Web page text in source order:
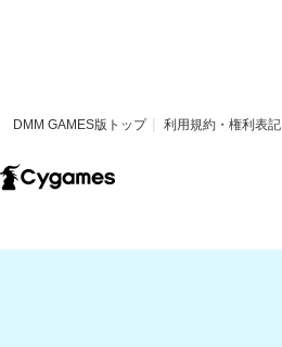
DMM GAMES版トップ 利用規約・権利表記